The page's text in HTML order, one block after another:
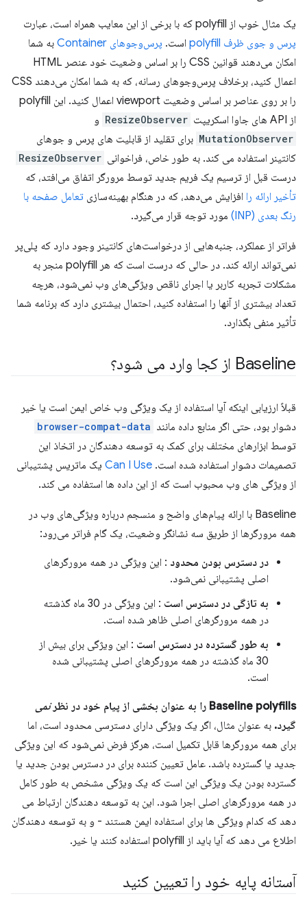
یک مثال خوب از polyfill که با برخی از این معایب همراه است، عبارت
پرس و جوی ظرف polyfill
است. پرس‌و‌جوهای Container
به شما
امکان می‌دهند قوانین CSS را بر اساس وضعیت خود عنصر HTML
اعمال کنید، برخلاف پرس‌وجوهای رسانه، که به شما امکان می‌دهند CSS
را بر روی عناصر بر اساس وضعیت viewport اعمال کنید. این polyfill
از API های جاوا اسکریپت
ResizeObserver و
MutationObserver برای تقلید از قابلیت های پرس و جوهای
کانتینر استفاده می کند. به طور خاص، فراخوانی ResizeObserver
درست قبل از ترسیم یک فریم جدید توسط مرورگر اتفاق می‌افتد، که
تأخیر ارائه را افزایش می‌دهد، که در هنگام بهینه‌سازی تعامل صفحه با
رنگ بعدی (INP)
مورد توجه قرار می‌گیرد.
فراتر از عملکرد، جنبه‌هایی از درخواست‌های کانتینر وجود دارد که پلی‌پر
نمی‌تواند ارائه کند. در حالی که درست است که هر polyfill منجر به
مشکلات تجربه کاربر یا اجرای ناقص ویژگی‌های وب نمی‌شود، هرچه
تعداد بیشتری از آنها را استفاده کنید، احتمال بیشتری دارد که برنامه شما
تأثیر منفی بگذارد.
Baseline از کجا وارد می شود؟
قبلاً ارزیابی اینکه آیا استفاده از یک ویژگی وب خاص ایمن است یا خیر
دشوار بود، حتی اگر منابع داده مانند browser-compat-data
توسط ابزارهای مختلف برای کمک به توسعه دهندگان در اتخاذ این
تصمیمات دشوار استفاده شده است. Can I Use یک ماتریس پشتیبانی
از ویژگی های وب محبوب است که از این داده ها استفاده می کند.
Baseline با ارائه پیام‌های واضح و منسجم درباره ویژگی‌های وب در
همه مرورگرها از طریق سه نشانگر وضعیت، یک گام فراتر می‌رود:
در دسترس بودن محدود : این ویژگی در همه مرورگرهای
اصلی پشتیبانی نمی‌شود.
به تازگی در دسترس است
: این ویژگی در 30 ماه گذشته
در همه مرورگرهای اصلی ظاهر شده است.
به طور گسترده در دسترس است : این ویژگی برای بیش از
30 ماه گذشته در همه مرورگرهای اصلی پشتیبانی شده
است.
Baseline polyfills را به عنوان بخشی از پیام خود در نظر
نمی
گیرد. به عنوان مثال، اگر یک ویژگی دارای دسترسی محدود است، اما
برای همه مرورگرها قابل تکمیل است، هرگز فرض نمی‌شود که این ویژگی
جدید یا گسترده باشد. عامل تعیین کننده برای در دسترس بودن جدید یا
گسترده بودن یک ویژگی این است که یک ویژگی مشخص به طور کامل
در همه مرورگرهای اصلی اجرا شود. این به توسعه دهندگان ارتباط می
دهد که کدام ویژگی ها برای استفاده ایمن هستند - و به توسعه دهندگان
اطلاع می دهد که آیا باید از polyfill استفاده کنند یا خیر.
آستانه پایه خود را تعیین کنید